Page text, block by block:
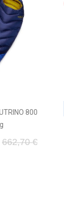
800
662,70 €